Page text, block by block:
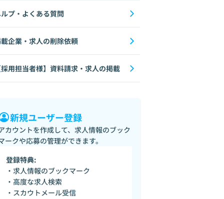
プ・よくある質問
企業・求人の削除依頼
用担当者様】資料請求・求人の掲載
新規ユーザー登録
カウントを作成して、求人情報のブック
ークや応募の管理ができます。
登録特典:
・求人情報のブックマーク
・高度な求人検索
・スカウトメール受信